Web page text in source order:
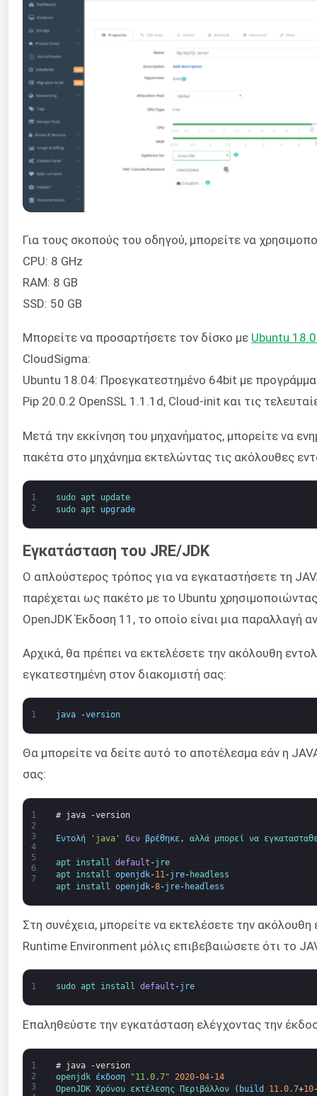
Για τους σκοπούς του οδηγού, μπορείτε να
CPU: 8 GHz
RAM: 8 GB
SSD: 50 GB
Μπορείτε να προσαρτήσετε τον δίσκο με Ubuntu
CloudSigma:
Ubuntu 18.04: Προεγκατεστημένο 64bit με
Pip 20.0.2 OpenSSL 1.1.1d, Cloud-init και τις
Μετά την εκκίνηση του μηχανήματος, μπορείτε να
πακέτα στο μηχάνημα εκτελώντας τις ακόλουθες
1
2
sudo apt
update
sudo apt upgrade
Εγκατάσταση του JRE/JDK
Ο απλούστερος τρόπος για να εγκαταστήσετε τη
παρέχεται ως πακέτο με το Ubuntu
OpenJDK Έκδοση 11, το οποίο είναι μια παραλλαγή
Αρχικά, θα πρέπει να εκτελέσετε την ακόλουθη
εγκατεστημένη στον διακομιστή σας:
1 java -version
Θα μπορείτε να δείτε αυτό το αποτέλεσμα εάν η
σας:
1
2
3
4
5
6
7
# java -version
Εντολή 'java' δεν βρέθηκε, αλλά μπορεί να
apt install default -jre
apt
install openjdk-11 -jre- headless
apt
install openjdk-8-jre- headless
Στη συνέχεια, μπορείτε να εκτελέσετε την
Runtime Environment μόλις επιβεβαιώσετε ότι το
1 sudo apt install default -jre
Επαληθεύστε την εγκατάσταση ελέγχοντας την
1
2
3
# java -version
openjdk έκδοση "11.0.7" 2020-04-14
OpenJDK Χρόνου εκτέλεσης Περιβάλλον ( build 11.0.7+10